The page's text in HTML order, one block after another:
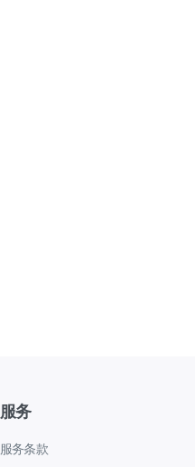
服务
服务条款